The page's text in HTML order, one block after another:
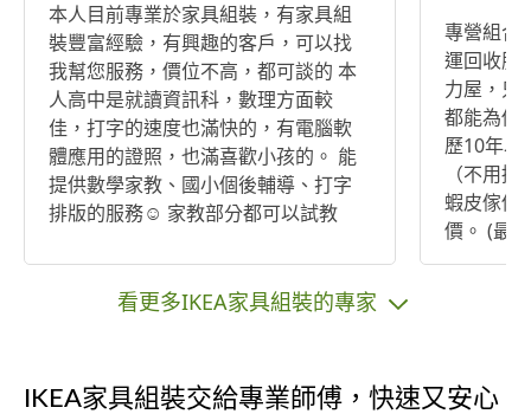
本人目前專業於家具組裝，有家具組
裝豐富經驗，有興趣的客戶，可以找
我幫您服務，價位不高，都可談的 本
人高中是就讀資訊科，數理方面較
佳，打字的速度也滿快的，有電腦軟
體應用的證照，也滿喜歡小孩的。 能
提供數學家教、國小個後輔導、打字
排版的服務☺️ 家教部分都可以試教
宜😊
專營組合
運回收服務） 淘寶、
力屋，只
都能為你服務。 我們
歷10年以
（不用擔心當
蝦皮傢俱
價。 (最低
A二手傢俱拆
看更多IKEA家具組裝的專家
IKEA家具組裝交給專業師傅，快速又安心